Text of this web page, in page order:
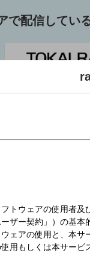
木梨
ニュース・天
予報
愛知県看護
06:15 ～ 06:30
で配信してい
1-14-27